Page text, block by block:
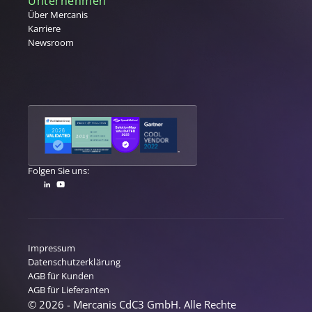
Warengruppenmanagement
Warenwirtschaftssystem (WaWi)
X
Z
Über Mercanis
Karriere
Newsroom
Folgen Sie uns:
Impressum
Datenschutzerklärung
AGB für Kunden
AGB für Lieferanten
© 2026 - Mercanis CdC3 GmbH. Alle Rechte